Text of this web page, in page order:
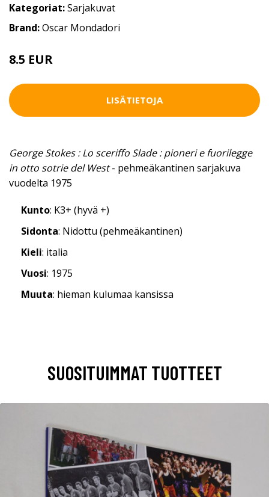
Kategoriat:Sarjakuvat
Brand:Oscar Mondadori
8.5 EUR
LISÄTIETOJA
George Stokes : Lo sceriffo Slade : pioneri e fuorilegge
in otto sotrie del West- pehmeäkantinen sarjakuva
vuodelta 1975
Kunto: K3+ (hyvä +)
Sidonta: Nidottu (pehmeäkantinen)
Kieli: italia
Vuosi: 1975
Muuta: hieman kulumaa kansissa
SUOSITUIMMAT TUOTTEET